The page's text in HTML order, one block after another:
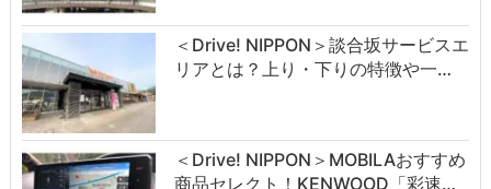
＜Drive! NIPPON＞談合坂サービスエ
リアとは？上り・下りの特徴や一…
＜Drive! NIPPON＞MOBILAおすすめ
商品セレクト！KENWOOD「彩速…